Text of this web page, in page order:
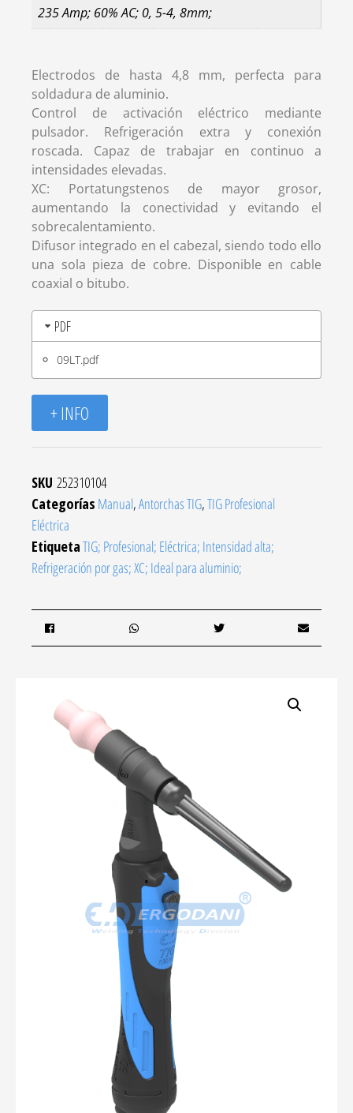
235 Amp; 60% AC; 0, 5-4, 8mm;
Electrodos de hasta 4,8 mm, perfecta para
soldadura de aluminio.
Control de activación eléctrico mediante
pulsador. Refrigeración extra y conexión
roscada. Capaz de trabajar en continuo a
intensidades elevadas.
XC: Portatungstenos de mayor grosor,
aumentando la conectividad y evitando el
sobrecalentamiento.
Difusor integrado en el cabezal, siendo todo ello
una sola pieza de cobre. Disponible en cable
coaxial o bitubo.
PDF
09LT.pdf
+ INFO
SKU 252310104
Categorías Manual,Antorchas TIG,TIG Profesional
Eléctrica
EtiquetaTIG; Profesional; Eléctrica; Intensidad alta;
Refrigeración por gas; XC; Ideal para aluminio;